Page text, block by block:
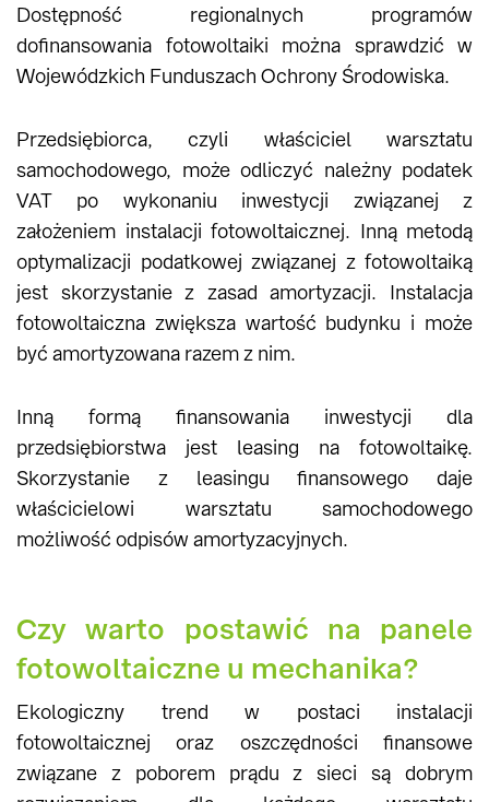
Dostępność regionalnych programów
dofinansowania fotowoltaiki można sprawdzić w
Wojewódzkich Funduszach Ochrony Środowiska.
Przedsiębiorca, czyli właściciel warsztatu
samochodowego, może odliczyć należny podatek
VAT po wykonaniu inwestycji związanej z
założeniem instalacji fotowoltaicznej. Inną metodą
optymalizacji podatkowej związanej z fotowoltaiką
jest skorzystanie z zasad amortyzacji. Instalacja
fotowoltaiczna zwiększa wartość budynku i może
być amortyzowana razem z nim.
Inną formą finansowania inwestycji dla
przedsiębiorstwa jest leasing na fotowoltaikę.
Skorzystanie z leasingu finansowego daje
właścicielowi warsztatu samochodowego
możliwość odpisów amortyzacyjnych.
Czy warto postawić na panele
fotowoltaiczne u mechanika?
Ekologiczny trend w postaci instalacji
fotowoltaicznej oraz oszczędności finansowe
związane z poborem prądu z sieci są dobrym